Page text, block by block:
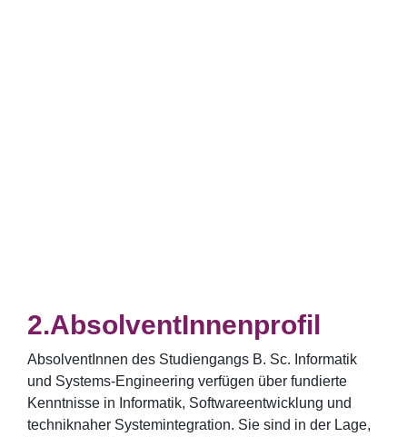
AbsolventInnenprofil
AbsolventInnen des Studiengangs B. Sc. Informatik
und Systems-Engineering verfügen über fundierte
Kenntnisse in Informatik, Softwareentwicklung und
techniknaher Systemintegration. Sie sind in der Lage,